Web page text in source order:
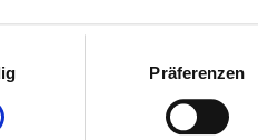
Präferenzen